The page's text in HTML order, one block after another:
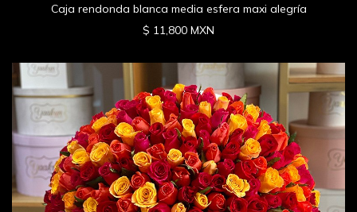
Caja rendonda blanca media esfera maxi alegría
$ 11,800 MXN